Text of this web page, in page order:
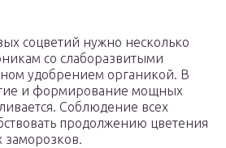
соцветий нужно несколько
со слаборазвитыми
удобрением органикой. В
и формирование мощных
Соблюдение всех
продолжению цветения
заморозков.